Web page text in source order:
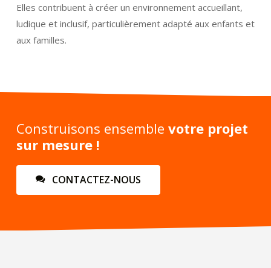
Elles contribuent à créer un environnement accueillant,
ludique et inclusif, particulièrement adapté aux enfants et
aux familles.
Construisons ensemble votre projet
sur mesure !
CONTACTEZ-NOUS